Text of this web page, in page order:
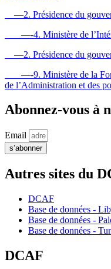
—2. Présidence du
—-4. Ministère de
—2. Présidence du
—-9. Ministère de la
de l’Administration et des
Abonnez-vous à
Email
s’abonner
Autres sites du
DCAF
Base de données -
Base de données -
Base de données -
DCAF